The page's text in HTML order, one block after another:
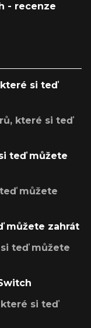
- recenze
si teď
které si teď
teď můžete
můžete
můžete zahrát
teď můžete
si teď